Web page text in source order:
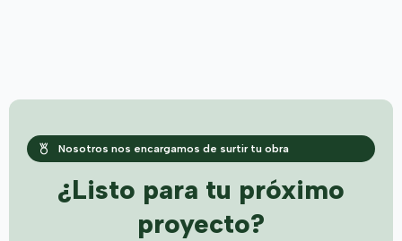
Nosotros nos encargamos de surtir tu obra
¿Listo para tu próximo
proyecto?